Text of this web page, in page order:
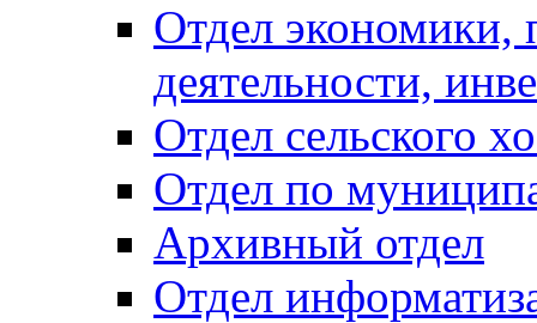
Отдел экономики,
деятельности,
Отдел сельского
Отдел по
Архивный отдел
Отдел